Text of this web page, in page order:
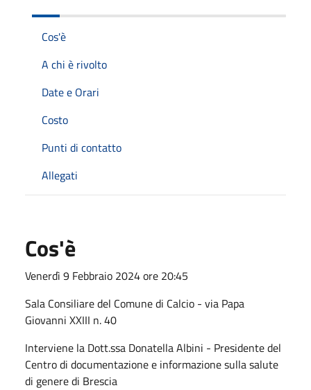
Cos'è
A chi è rivolto
Date e Orari
Costo
Punti di contatto
Allegati
Cos'è
Venerdì 9 Febbraio 2024 ore 20:45
Sala Consiliare del Comune di Calcio - via Papa
Giovanni XXIII n. 40
Interviene la Dott.ssa Donatella Albini - Presidente del
Centro di documentazione e informazione sulla salute
di genere di Brescia